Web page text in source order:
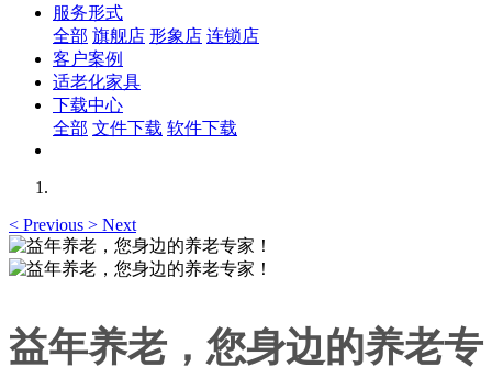
服务形式
全部 旗舰店 形象店 连锁店
客户案例
适老化家具
下载中心
全部 文件下载 软件下载
< Previous > Next
益年养老，您身边的养老专